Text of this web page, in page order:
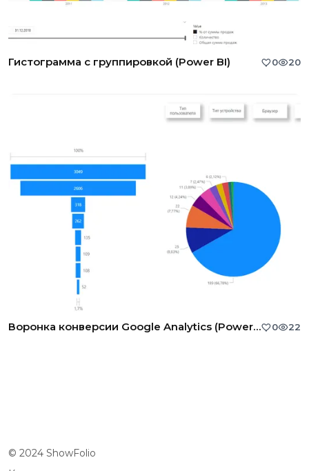
Гистограмма с группировкой (Power BI) 0 20
Воронка конверсии Google Analytics (Power BI) 0 22
© 2024 ShowFolio